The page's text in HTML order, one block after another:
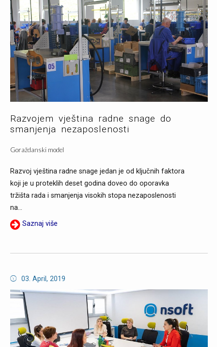
Razvojem vještina radne snage do
smanjenja nezaposlenosti
Goraždanski model
Razvoj vještina radne snage jedan je od ključnih faktora
koji je u proteklih deset godina doveo do oporavka
tržišta rada i smanjenja visokih stopa nezaposlenosti
na...
Saznaj više
03. April, 2019